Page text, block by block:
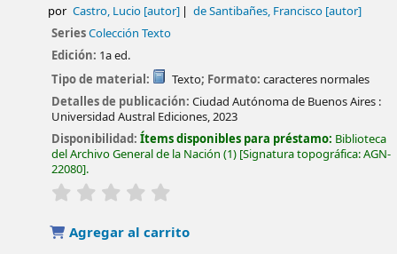
por Castro, Lucio[autor] de Santibañes, Francisco[autor]
SeriesColección Texto
Edición: 1a ed.
Tipo de material:
Texto; Formato: caracteres normales
Detalles de publicación:Ciudad Autónoma de Buenos Aires :
Universidad Austral Ediciones,2023
Disponibilidad:Ítems disponibles para préstamo: Biblioteca
del Archivo General de la Nación (1) Signatura topográfica:AGN-
22080 .
valoración
Agregar al carrito